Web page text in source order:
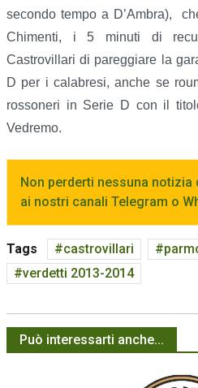
secondo tempo a D’Ambra),
Chimenti, i 5 minuti di
Castrovillari di pareggiare la
D per i calabresi, anche se
rossoneri in Serie D con il
Vedremo.
Non perderti nessuna
ai nostri canali Telegram o
Tags castrovillari
verdetti 2013-2014
Può interessarti anche...